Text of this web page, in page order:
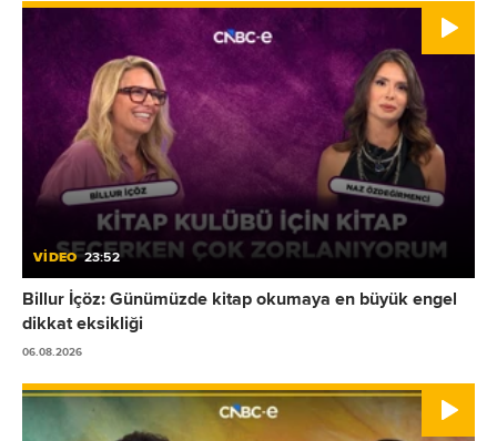
VİDEO 23:52
Billur İçöz: Günümüzde kitap okumaya en büyük engel
dikkat eksikliği
06.08.2026